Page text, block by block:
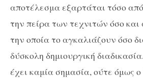
αποτέλεσμα εξαρτάται τόσο
την πείρα των τεχνιτών όσο
την οποία το αγκαλιάζουν όσο
δύσκολη δημιουργική
έχει καμία σημασία, ούτε όμως